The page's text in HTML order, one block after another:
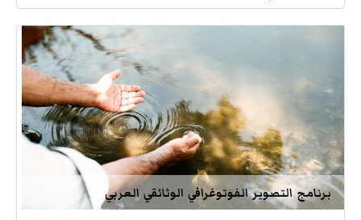
برنامج التصوير الفوتوغرافي الوثائقي العربي